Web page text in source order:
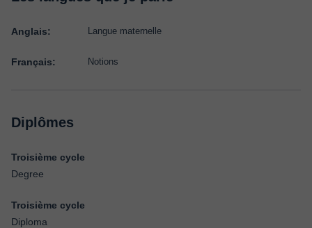
Anglais: Langue maternelle
Français: Notions
Diplômes
Troisième cycle
Degree
Troisième cycle
Diploma